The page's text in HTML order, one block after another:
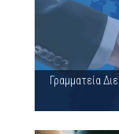
Γραμματεία